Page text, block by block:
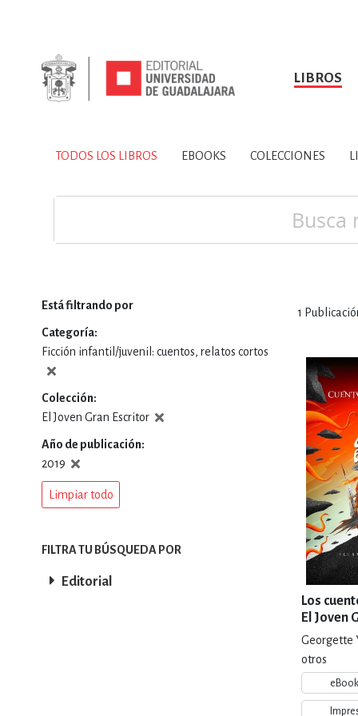
LIBROS
TODOS LOS LIBROS
SOBRE NOSOTROS HISTORIA
CIENCIAS DE LA
DEPORTES Y
ESTILOS DE
INFANTILES,
TODOS LOS LIBROS EBOOKS COLECCIONES
1
Los
El Joven
Georgette
otros
eBook
Está filtrando por
Categoría
Ficción infantil/juvenil: cuentos, relatos cortos
Colección
El Joven Gran Escritor
Año de publicación
2019
Limpiar todo
FILTRA TU BÚSQUEDA POR
Editorial